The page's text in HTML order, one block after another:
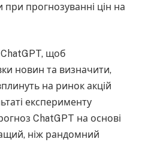
прогнозуванні цін на
щоб
новин та визначити,
на ринок акцій
експерименту
ChatGPT на основі
ніж рандомний